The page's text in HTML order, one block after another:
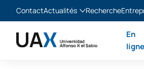
ContactActualités
Actualités
Recherche
En
ligne